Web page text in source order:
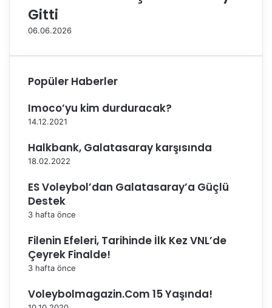
r
u
a
t
e
l
e
c
i
m
İ
t
p
a
Gitti
06.06.2026
Popüler Haberler
Imoco’yu kim durduracak?
14.12.2021
Halkbank, Galatasaray karşısında
18.02.2022
ES Voleybol’dan Galatasaray’a Güçlü
Destek
3 hafta önce
Filenin Efeleri, Tarihinde İlk Kez VNL’de
Çeyrek Finalde!
3 hafta önce
Voleybolmagazin.Com 15 Yaşında!